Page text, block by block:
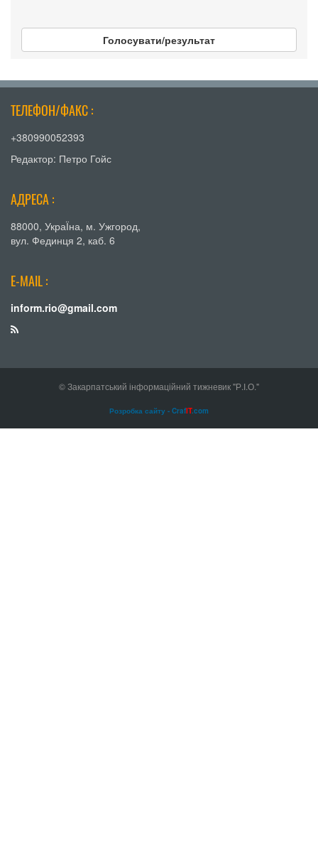
Голосувати/результат
ТЕЛЕФОН/ФАКС :
+380990052393
Редактор: Петро Гойс
АДРЕСА :
88000, УкраЇна, м. Ужгород,
вул. Фединця 2, каб. 6
E-MAIL :
inform.rio@gmail.com
© Закарпатський інформаційний тижневик "Р.І.О."
Розробка сайту - CrafIT.com